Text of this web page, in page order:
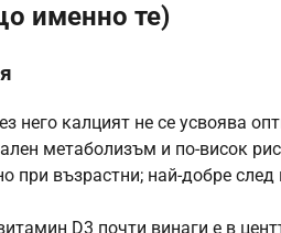
именно те)
него калцият не се усвоява
метаболизъм и по-висок
при възрастни; най-добре след
D3 почти винаги е в